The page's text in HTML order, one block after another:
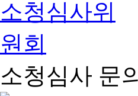
소청심사 문